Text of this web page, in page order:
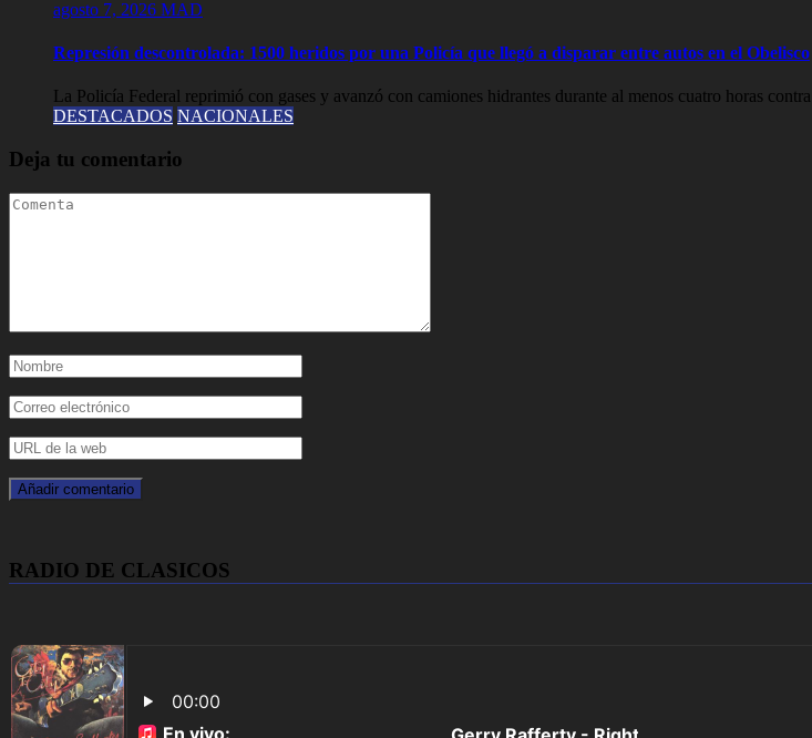
agosto 7, 2026 MAD
Represión descontrolada: 1500 heridos por una Policía que llegó a disparar entre autos en el Obelisco
La Policía Federal reprimió con gases y avanzó con camiones hidrantes durante al menos cuatro horas
DESTACADOS NACIONALES
Deja tu comentario
RADIO DE CLASICOS